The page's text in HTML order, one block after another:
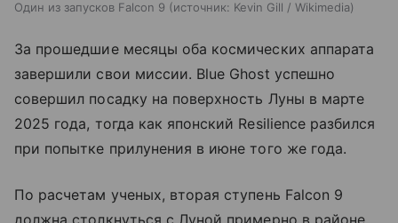
Один из запусков Falcon 9 источник: Kevin Gill / Wikimedia
За прошедшие месяцы оба космических аппарата
завершили свои миссии. Blue Ghost успешно
совершил посадку на поверхность Луны в марте
2025 года, тогда как японский Resilience разбился
при попытке прилунения в июне того же года.
По расчетам ученых, вторая ступень Falcon 9
должна столкнуться с Луной примерно в районе